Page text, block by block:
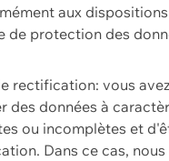
aux
de protection des
rectification: vous
des données à
ou incomplètes et
Dans ce cas,